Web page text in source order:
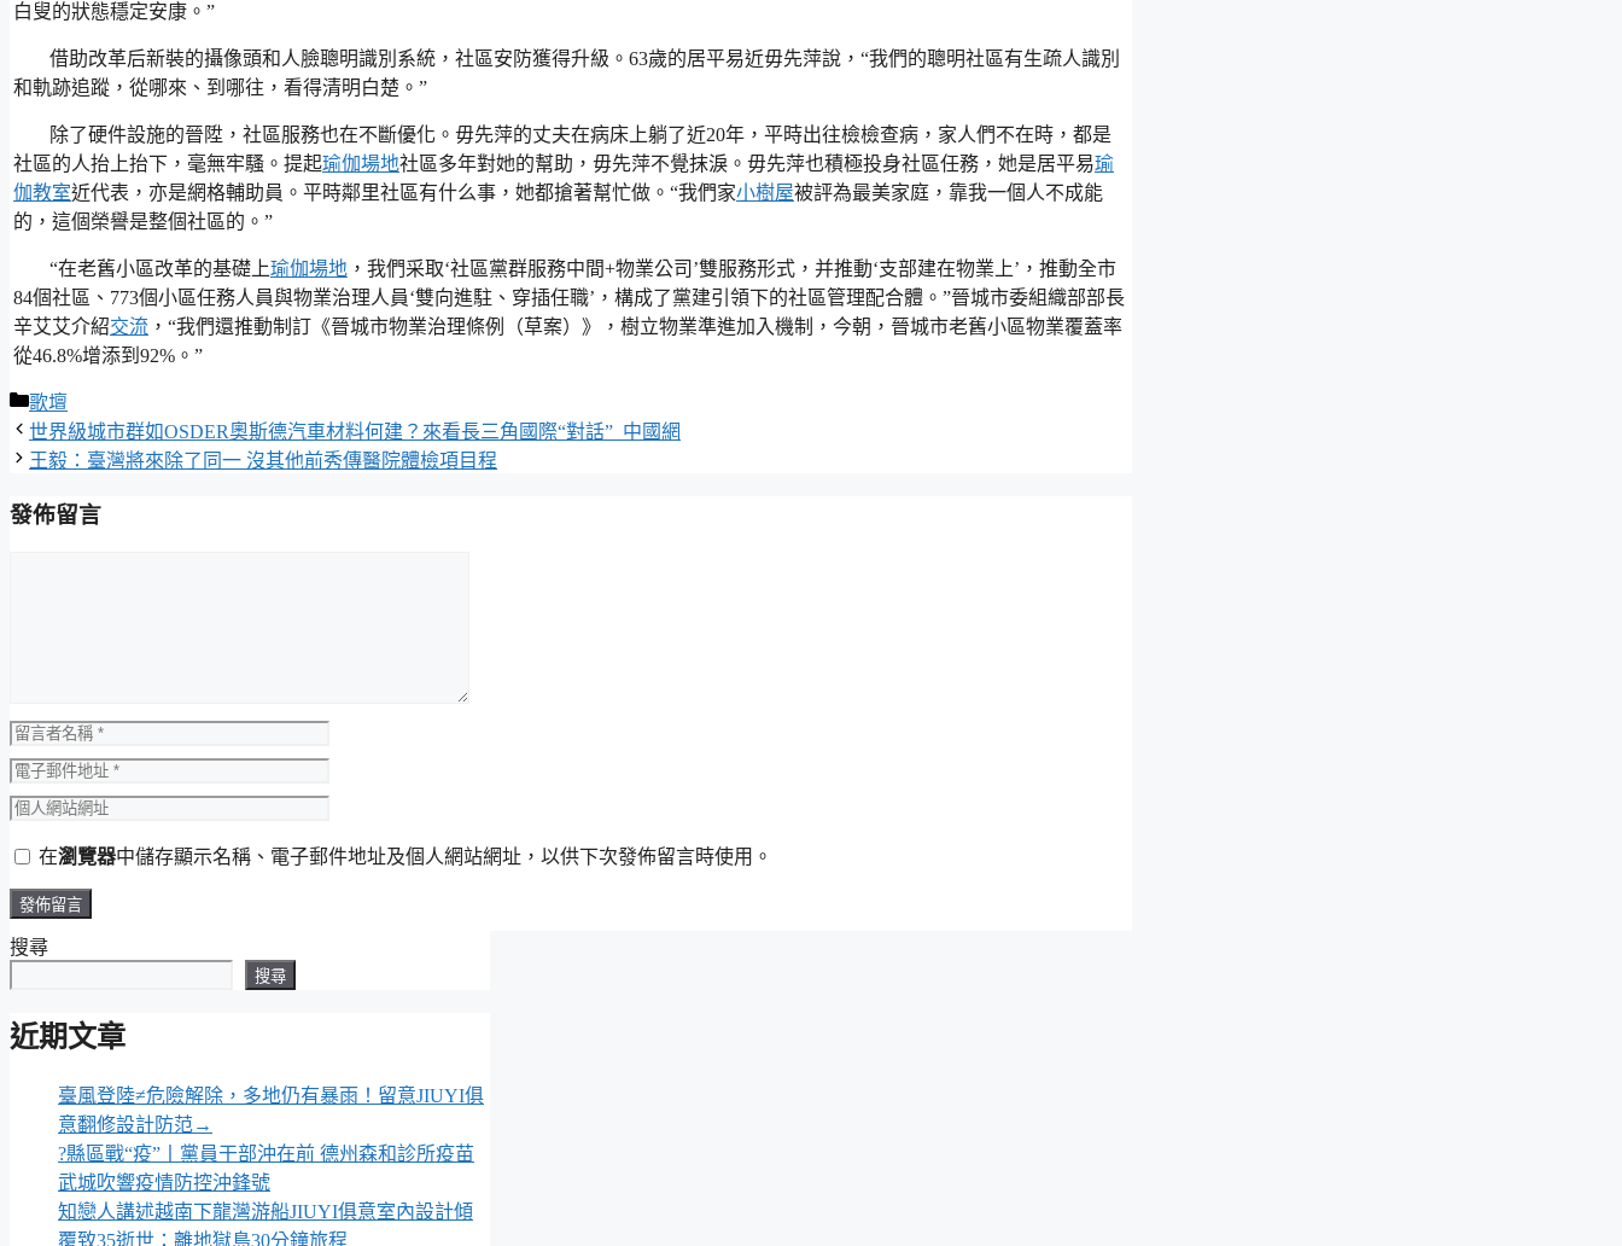
白叟的狀態穩定安康。”
借助改革后新裝的攝像頭和人臉聰明識別系統，社區安防獲得升級。63歲的居平易近毋先萍說，“我們的聰明社區有生疏人識別
和軌跡追蹤，從哪來、到哪往，看得清明白楚。”
除了硬件設施的晉陞，社區服務也在不斷優化。毋先萍的丈夫在病床上躺了近20年，平時出往檢檢查病，家人們不在時，都是
社區的人抬上抬下，毫無牢騷。提起瑜伽場地社區多年對她的幫助，毋先萍不覺抹淚。毋先萍也積極投身社區任務，她是居平易瑜
伽教室近代表，亦是網格輔助員。平時鄰里社區有什么事，她都搶著幫忙做。“我們家小樹屋被評為最美家庭，靠我一個人不成能
的，這個榮譽是整個社區的。”
“在老舊小區改革的基礎上瑜伽場地 ，我們采取‘社區黨群服務中間+物業公司’雙服務形式，并推動‘支部建在物業上’，推動全市
84個社區、773個小區任務人員與物業治理人員‘雙向進駐、穿插任職’，構成了黨建引領下的社區管理配合體。”晉城市委組織部部長
辛艾艾介紹交流 ，“我們還推動制訂《晉城市物業治理條例（草案）》，樹立物業準進加入機制，今朝，晉城市老舊小區物業覆蓋率
從46.8%增添到92%。”
分
類
歌壇
世界級城市群如OSDER奧斯德汽車材料何建？來看長三角國際“對話”_中國網
王毅：臺灣將來除了同一 沒其他前秀傳醫院體檢項目程
發佈留言
留
言
者
名
稱
電
子
件
地
址
個
網
站
址
在瀏覽器中儲存顯示名稱、電子郵件地址及個人網站網址，以供下次發佈留言時使用。
搜尋
搜尋
近期文章
臺風登陸≠危險解除，多地仍有暴雨！留意JIUYI俱
意翻修設計防范→
?縣區戰“疫”丨黨員干部沖在前 德州森和診所疫苗
武城吹響疫情防控沖鋒號
知戀人講述越南下龍灣游船JIUYI俱意室內設計傾
覆致35逝世：離地獄島30分鐘旅程